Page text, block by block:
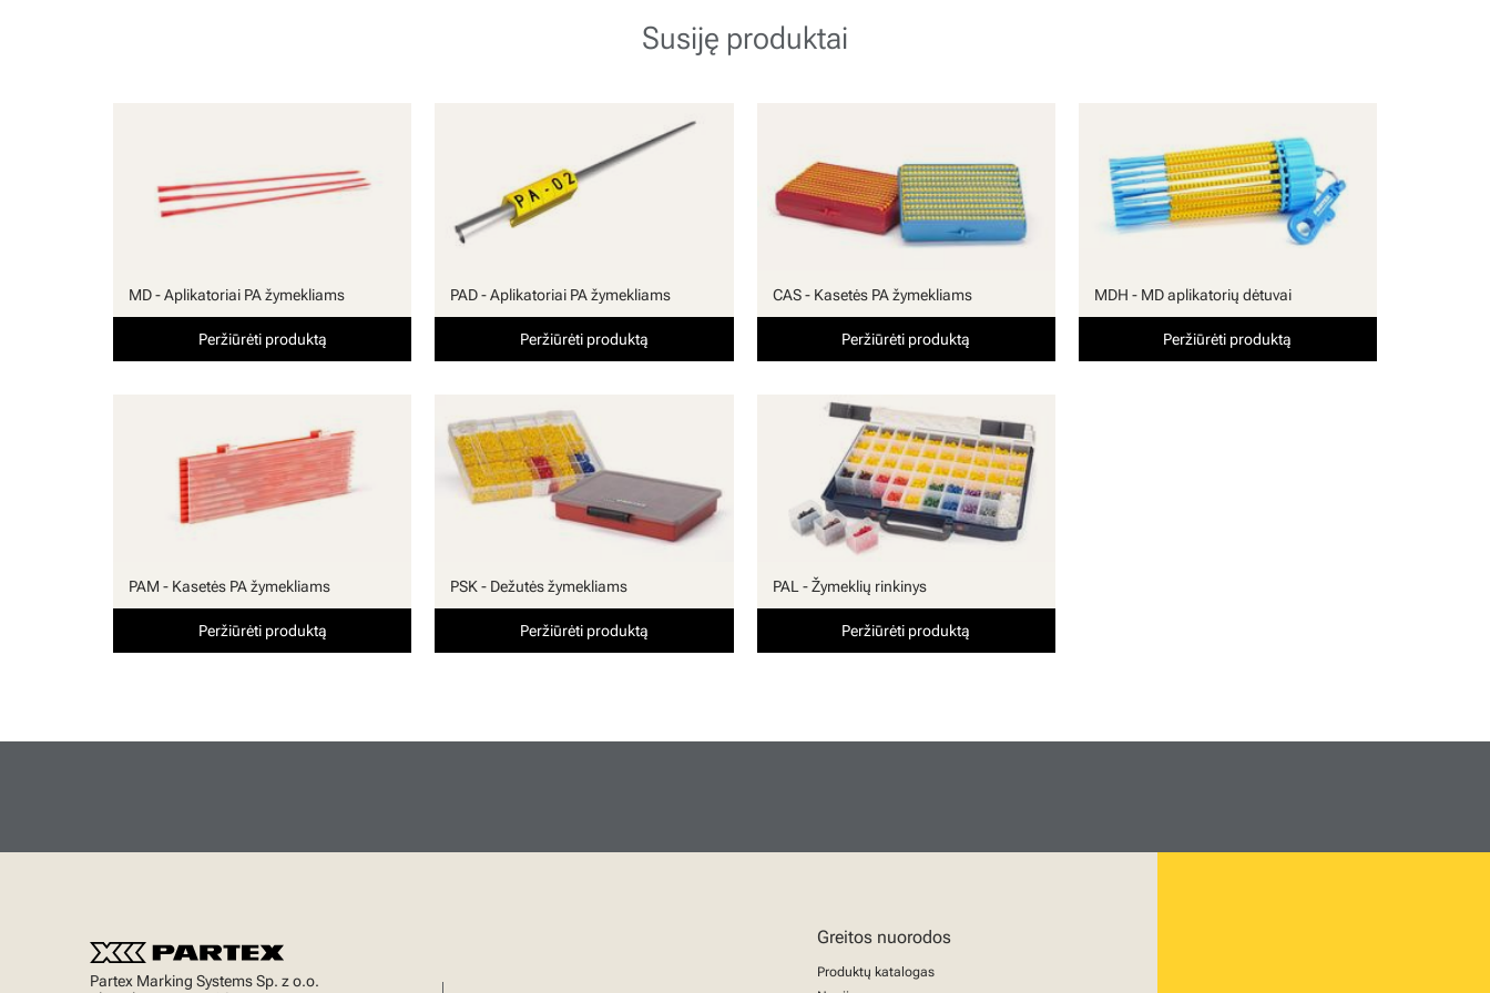
Susiję produktai
MD - Aplikatoriai PA žymekliams
Peržiūrėti produktą
PAD - Aplikatoriai PA žymekliams
Peržiūrėti produktą
CAS - Kasetės PA žymekliams
Peržiūrėti produktą
MDH - MD aplikatorių dėtuvai
Peržiūrėti produktą
PAM - Kasetės PA žymekliams
Peržiūrėti produktą
PSK - Dežutės žymekliams
Peržiūrėti produktą
PAL - Žymeklių rinkinys
Peržiūrėti produktą
Partex Marking Systems Sp. z o.o.
Greitos nuorodos
Produktų katalogas